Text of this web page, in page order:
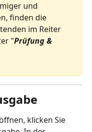
und
finden die
im Reiter
"Prüfung &
klicken Sie